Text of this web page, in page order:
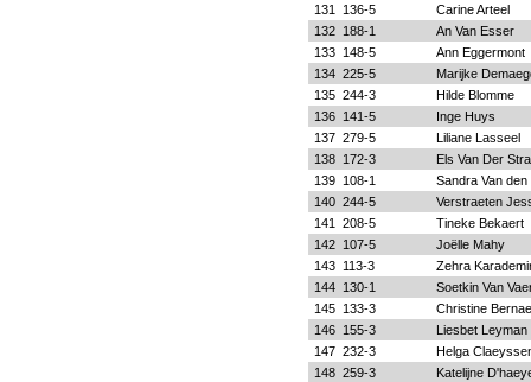
131
136-5
Carine Arteel
132 188-1
An Van Esser
133 148-5
Ann Eggermont
134 225-5
Marijke
135 244-3
Hilde Blomme
136 141-5
Inge Huys
137 279-5
Liliane Lasseel
138 172-3
Els Van Der
139 108-1
Sandra Van den
140 244-5
Verstraeten
141
208-5
Tineke Bekaert
142 107-5
Joëlle Mahy
143 113-3
Zehra
144 130-1
Soetkin Van
145 133-3
Christine
146 155-3
Liesbet Leyman
147 232-3
Helga
148 259-3
Katelijne